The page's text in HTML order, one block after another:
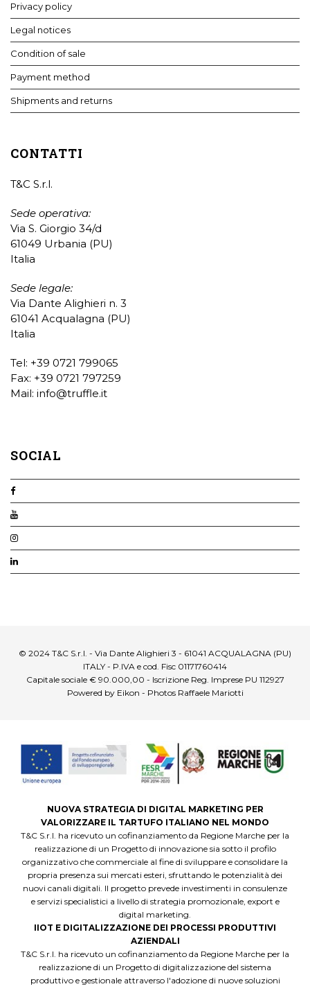
Privacy policy
Legal notices
Condition of sale
Payment method
Shipments and returns
CONTATTI
T&C S.r.l.
Sede operativa:
Via S. Giorgio 34/d
61049 Urbania (PU)
Italia
Sede legale:
Via Dante Alighieri n. 3
61041 Acqualagna (PU)
Italia
Tel: +39 0721 799065
Fax: +39 0721 797259
Mail: info@truffle.it
SOCIAL
© 2024 T&C S.r.l. - Via Dante Alighieri 3 - 61041 ACQUALAGNA (PU)
ITALY - P.IVA e cod. Fisc 01171760414
Capitale sociale € 90.000,00 - Iscrizione Reg. Imprese PU 112927
Powered by Eikon - Photos Raffaele Mariotti
NUOVA STRATEGIA DI DIGITAL MARKETING PER
VALORIZZARE IL TARTUFO ITALIANO NEL MONDO
T&C S.r.l. ha ricevuto un cofinanziamento da Regione Marche per la
realizzazione di un Progetto di innovazione sia sotto il profilo
organizzativo che commerciale al fine di sviluppare e consolidare la
propria presenza sui mercati esteri, sfruttando le potenzialità dei
nuovi canali digitali. Il progetto prevede investimenti in consulenze
e servizi specialistici a livello di strategia promozionale, export e
digital marketing.
IIOT E DIGITALIZZAZIONE DEI PROCESSI PRODUTTIVI
AZIENDALI
T&C S.r.l. ha ricevuto un cofinanziamento da Regione Marche per la
realizzazione di un Progetto di digitalizzazione del sistema
produttivo e gestionale attraverso l'adozione di nuove soluzioni